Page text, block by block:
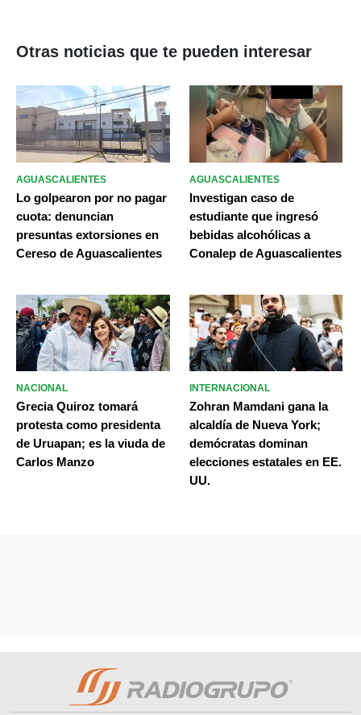
Otras noticias que te pueden interesar
AGUASCALIENTES
Lo golpearon por no pagar
cuota: denuncian
presuntas extorsiones en
Cereso de Aguascalientes
AGUASCALIENTES
Investigan caso de
estudiante que ingresó
bebidas alcohólicas a
Conalep de Aguascalientes
NACIONAL
Grecia Quiroz tomará
protesta como presidenta
de Uruapan; es la viuda de
Carlos Manzo
INTERNACIONAL
Zohran Mamdani gana la
alcaldía de Nueva York;
demócratas dominan
elecciones estatales en EE.
UU.